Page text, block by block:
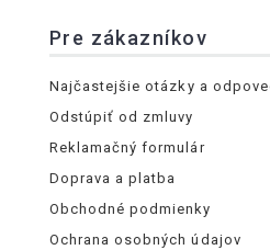
Pre zákazníkov
Najčastejšie otázky a
Odstúpiť od zmluvy
Reklamačný formulár
Doprava a platba
Obchodné podmienky
Ochrana osobných údajov